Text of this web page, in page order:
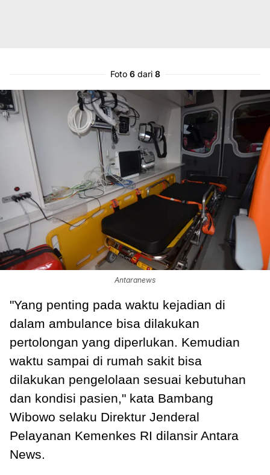
Foto 6dari 8
Antaranews
"Yang penting pada waktu kejadian di
dalam ambulance bisa dilakukan
pertolongan yang diperlukan. Kemudian
waktu sampai di rumah sakit bisa
dilakukan pengelolaan sesuai kebutuhan
dan kondisi pasien," kata Bambang
Wibowo selaku Direktur Jenderal
Pelayanan Kemenkes RI dilansir Antara
News.